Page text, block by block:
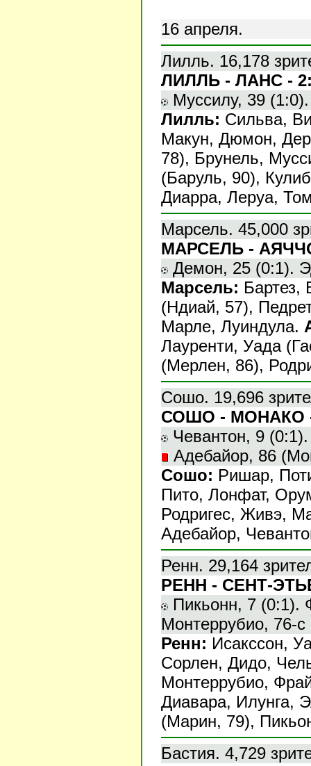
16 апреля.
Лилль. 16,178
ЛИЛЛЬ - ЛАНС -
Муссилу, 39
Лилль: Сильва,
Макун, Дюмон,
78), Брунель,
(Баруль, 90),
Диарра, Леруа,
Марсель. 45,000
МАРСЕЛЬ -
Демон, 25 (0:1).
Марсель:
(Ндиай, 57),
Марле, Луиндула.
Лауренти, Уада
(Мерлен, 86),
Сошо. 19,696
СОШО - МОНАКО
Чевантон, 9
Адебайор, 86
Сошо: Ришар,
Пито, Лонфат,
Родригес, Живэ,
Адебайор,
Ренн. 29,164
РЕНН - СЕНТ-
Пикьонн, 7 (0:1).
Монтеррубио, 76-с
Ренн: Исакссон,
Сорлен, Дидо,
Монтеррубио,
Диавара, Илунга,
(Марин, 79),
Бастия. 4,729